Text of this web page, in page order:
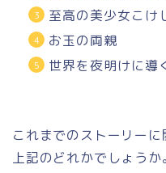
至高の美少女こけ
お玉の両親
世界を夜明けに導
これまでのストーリーに
上記のどれかでしょうか。